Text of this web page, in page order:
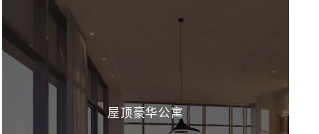
屋顶豪华公寓